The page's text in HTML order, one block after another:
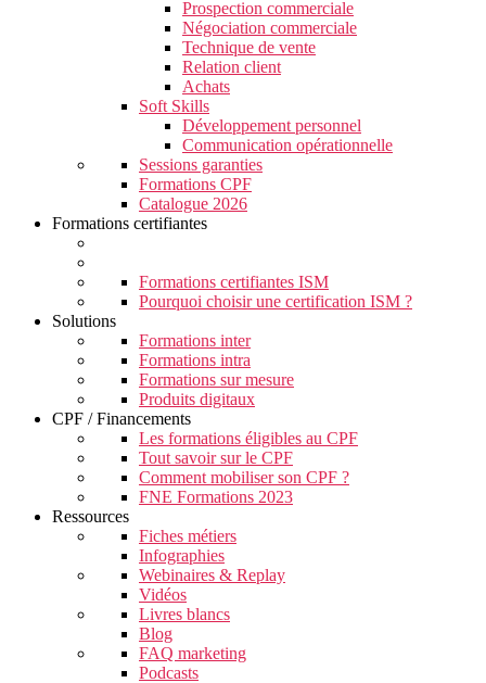
Prospection commerciale
Négociation commerciale
Technique de vente
Relation client
Achats
Soft Skills
Développement personnel
Communication opérationnelle
Sessions garanties
Formations CPF
Catalogue 2026
Formations certifiantes
Formations certifiantes ISM
Pourquoi choisir une certification ISM ?
Solutions
Formations inter
Formations intra
Formations sur mesure
Produits digitaux
CPF / Financements
Les formations éligibles au CPF
Tout savoir sur le CPF
Comment mobiliser son CPF ?
FNE Formations 2023
Ressources
Fiches métiers
Infographies
Webinaires & Replay
Vidéos
Livres blancs
Blog
FAQ marketing
Podcasts